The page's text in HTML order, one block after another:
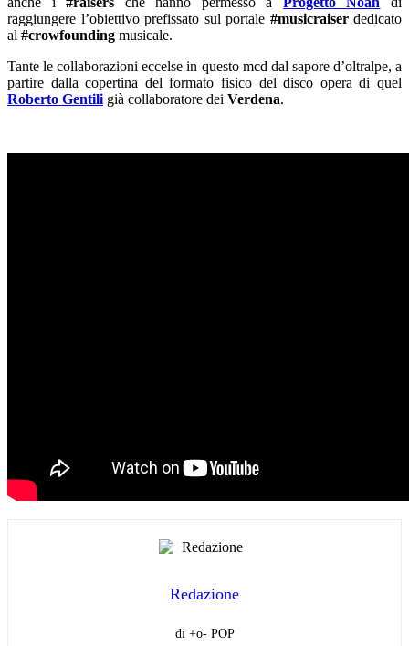
raggiungere l’obiettivo prefissato sul portale #musicraiserdedicato
al #crowfounding musicale.
Tante le collaborazioni eccelse in questo mcd dal sapore d’oltralpe, a
partire dalla copertina del formato fisico del disco opera di quel
Roberto Gentili già collaboratore dei Verdena.
Redazione
di +o- POP